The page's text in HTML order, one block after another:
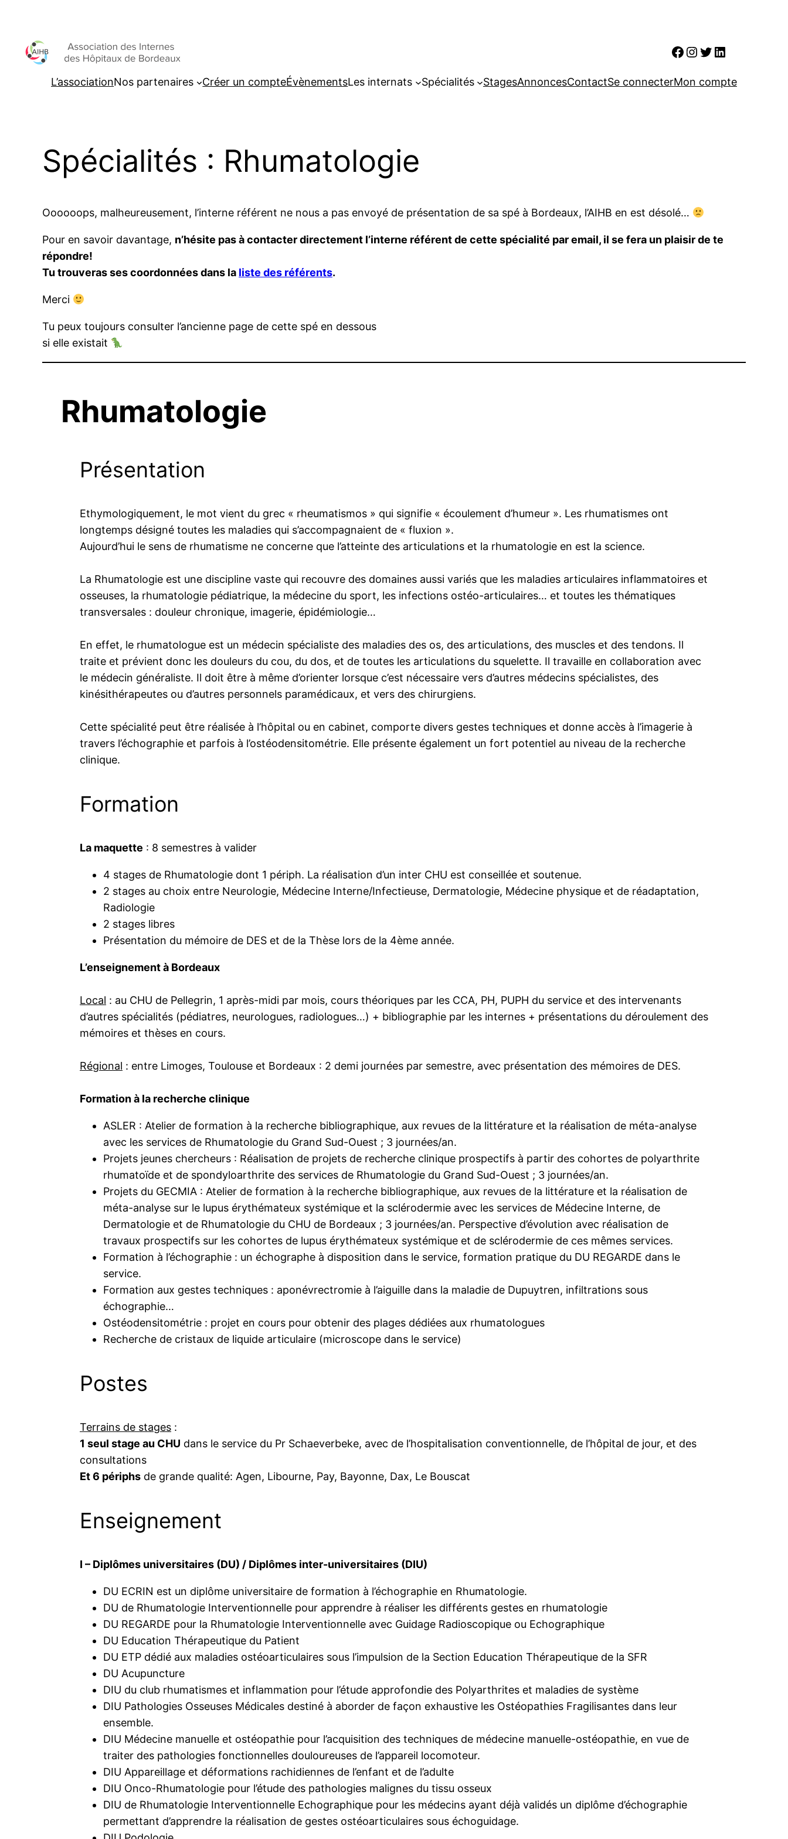
contenu
Facebook
Instagram
Twitter
LinkedIn
L’associationNos partenaires Créer un compteÉvènementsLes internats Spécialités StagesAnnoncesContactSe connecterMon compte
Spécialités : Rhumatologie
Oooooops, malheureusement, l’interne référent ne nous a pas envoyé de présentation de sa spé à Bordeaux, l’AIHB en est désolé…
Pour en savoir davantage, n’hésite pas à contacter directement l’interne référent de cette spécialité par email, il se fera un plaisir de te
répondre!
Tu trouveras ses coordonnées dans la liste des référents.
Merci
Tu peux toujours consulter l’ancienne page de cette spé en dessous
si elle existait
Rhumatologie
Présentation
Ethymologiquement, le mot vient du grec « rheumatismos » qui signifie « écoulement d’humeur ». Les rhumatismes ont
longtemps désigné toutes les maladies qui s’accompagnaient de « fluxion ».
Aujourd’hui le sens de rhumatisme ne concerne que l’atteinte des articulations et la rhumatologie en est la science.
La Rhumatologie est une discipline vaste qui recouvre des domaines aussi variés que les maladies articulaires inflammatoires et
osseuses, la rhumatologie pédiatrique, la médecine du sport, les infections ostéo-articulaires… et toutes les thématiques
transversales : douleur chronique, imagerie, épidémiologie…
En effet, le rhumatologue est un médecin spécialiste des maladies des os, des articulations, des muscles et des tendons. Il
traite et prévient donc les douleurs du cou, du dos, et de toutes les articulations du squelette. Il travaille en collaboration avec
le médecin généraliste. Il doit être à même d’orienter lorsque c’est nécessaire vers d’autres médecins spécialistes, des
kinésithérapeutes ou d’autres personnels paramédicaux, et vers des chirurgiens.
Cette spécialité peut être réalisée à l’hôpital ou en cabinet, comporte divers gestes techniques et donne accès à l’imagerie à
travers l’échographie et parfois à l’ostéodensitométrie. Elle présente également un fort potentiel au niveau de la recherche
clinique.
Formation
La maquette : 8 semestres à valider
4 stages de Rhumatologie dont 1 périph. La réalisation d’un inter CHU est conseillée et soutenue.
2 stages au choix entre Neurologie, Médecine Interne/Infectieuse, Dermatologie, Médecine physique et de réadaptation,
Radiologie
2 stages libres
Présentation du mémoire de DES et de la Thèse lors de la 4ème année.
L’enseignement à Bordeaux
Local : au CHU de Pellegrin, 1 après-midi par mois, cours théoriques par les CCA, PH, PUPH du service et des intervenants
d’autres spécialités (pédiatres, neurologues, radiologues…) + bibliographie par les internes + présentations du déroulement des
mémoires et thèses en cours.
Régional : entre Limoges, Toulouse et Bordeaux : 2 demi journées par semestre, avec présentation des mémoires de DES.
Formation à la recherche clinique
ASLER : Atelier de formation à la recherche bibliographique, aux revues de la littérature et la réalisation de méta-analyse
avec les services de Rhumatologie du Grand Sud-Ouest ; 3 journées/an.
Projets jeunes chercheurs : Réalisation de projets de recherche clinique prospectifs à partir des cohortes de polyarthrite
rhumatoïde et de spondyloarthrite des services de Rhumatologie du Grand Sud-Ouest ; 3 journées/an.
Projets du GECMIA : Atelier de formation à la recherche bibliographique, aux revues de la littérature et la réalisation de
méta-analyse sur le lupus érythémateux systémique et la sclérodermie avec les services de Médecine Interne, de
Dermatologie et de Rhumatologie du CHU de Bordeaux ; 3 journées/an. Perspective d’évolution avec réalisation de
travaux prospectifs sur les cohortes de lupus érythémateux systémique et de sclérodermie de ces mêmes services.
Formation à l’échographie : un échographe à disposition dans le service, formation pratique du DU REGARDE dans le
service.
Formation aux gestes techniques : aponévrectromie à l’aiguille dans la maladie de Dupuytren, infiltrations sous
échographie…
Ostéodensitométrie : projet en cours pour obtenir des plages dédiées aux rhumatologues
Recherche de cristaux de liquide articulaire (microscope dans le service)
Postes
Terrains de stages :
1 seul stage au CHU dans le service du Pr Schaeverbeke, avec de l’hospitalisation conventionnelle, de l’hôpital de jour, et des
consultations
Et 6 périphs de grande qualité: Agen, Libourne, Pay, Bayonne, Dax, Le Bouscat
Enseignement
I – Diplômes universitaires (DU) / Diplômes inter-universitaires (DIU)
DU ECRIN est un diplôme universitaire de formation à l’échographie en Rhumatologie.
DU de Rhumatologie Interventionnelle pour apprendre à réaliser les différents gestes en rhumatologie
DU REGARDE pour la Rhumatologie Interventionnelle avec Guidage Radioscopique ou Echographique
DU Education Thérapeutique du Patient
DU ETP dédié aux maladies ostéoarticulaires sous l’impulsion de la Section Education Thérapeutique de la SFR
DU Acupuncture
DIU du club rhumatismes et inflammation pour l’étude approfondie des Polyarthrites et maladies de système
DIU Pathologies Osseuses Médicales destiné à aborder de façon exhaustive les Ostéopathies Fragilisantes dans leur
ensemble.
DIU Médecine manuelle et ostéopathie pour l’acquisition des techniques de médecine manuelle-ostéopathie, en vue de
traiter des pathologies fonctionnelles douloureuses de l’appareil locomoteur.
DIU Appareillage et déformations rachidiennes de l’enfant et de l’adulte
DIU Onco-Rhumatologie pour l’étude des pathologies malignes du tissu osseux
DIU de Rhumatologie Interventionnelle Echographique pour les médecins ayant déjà validés un diplôme d’échographie
permettant d’apprendre la réalisation de gestes ostéoarticulaires sous échoguidage.